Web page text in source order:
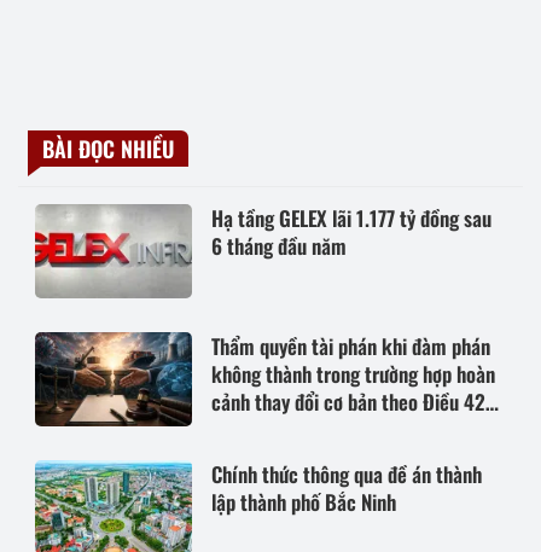
BÀI ĐỌC NHIỀU
Hạ tầng GELEX lãi 1.177 tỷ đồng sau
6 tháng đầu năm
Thẩm quyền tài phán khi đàm phán
không thành trong trường hợp hoàn
cảnh thay đổi cơ bản theo Điều 420
Chính thức thông qua đề án thành
lập thành phố Bắc Ninh